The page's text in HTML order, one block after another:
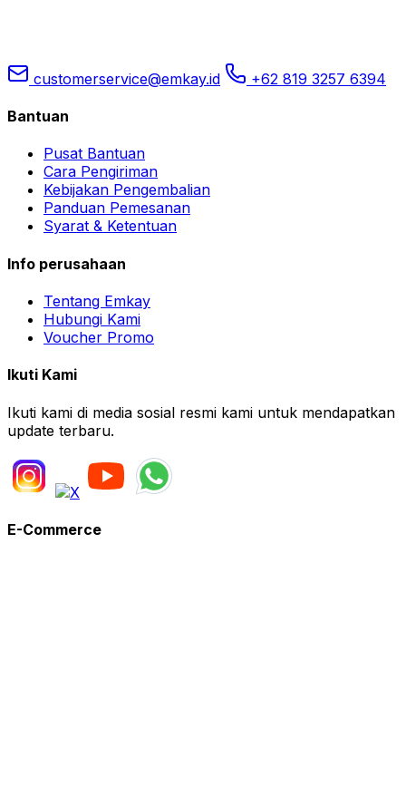
customerservice@emkay.id +62 819 3257 6394
Bantuan
Pusat Bantuan
Cara Pengiriman
Kebijakan Pengembalian
Panduan Pemesanan
Syarat & Ketentuan
Info perusahaan
Tentang Emkay
Hubungi Kami
Voucher Promo
Ikuti Kami
Ikuti kami di media sosial resmi kami untuk mendapatkan
update terbaru.
E-Commerce